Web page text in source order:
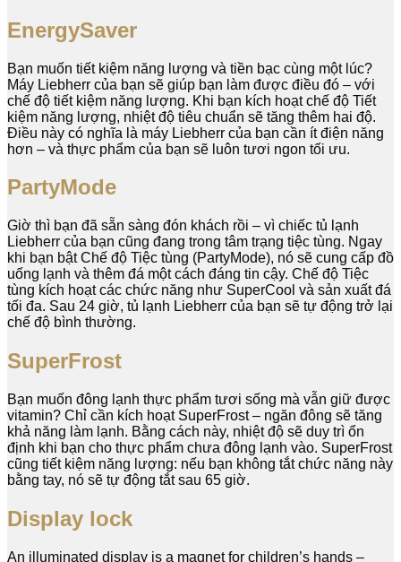
EnergySaver
Bạn muốn tiết kiệm năng lượng và tiền bạc cùng một lúc?
Máy Liebherr của bạn sẽ giúp bạn làm được điều đó – với
chế độ tiết kiệm năng lượng. Khi bạn kích hoạt chế độ Tiết
kiệm năng lượng, nhiệt độ tiêu chuẩn sẽ tăng thêm hai độ.
Điều này có nghĩa là máy Liebherr của bạn cần ít điện năng
hơn – và thực phẩm của bạn sẽ luôn tươi ngon tối ưu.
PartyMode
Giờ thì bạn đã sẵn sàng đón khách rồi – vì chiếc tủ lạnh
Liebherr của bạn cũng đang trong tâm trạng tiệc tùng. Ngay
khi bạn bật Chế độ Tiệc tùng (PartyMode), nó sẽ cung cấp đồ
uống lạnh và thêm đá một cách đáng tin cậy. Chế độ Tiệc
tùng kích hoạt các chức năng như SuperCool và sản xuất đá
tối đa. Sau 24 giờ, tủ lạnh Liebherr của bạn sẽ tự động trở lại
chế độ bình thường.
SuperFrost
Bạn muốn đông lạnh thực phẩm tươi sống mà vẫn giữ được
vitamin? Chỉ cần kích hoạt SuperFrost – ngăn đông sẽ tăng
khả năng làm lạnh. Bằng cách này, nhiệt độ sẽ duy trì ổn
định khi bạn cho thực phẩm chưa đông lạnh vào. SuperFrost
cũng tiết kiệm năng lượng: nếu bạn không tắt chức năng này
bằng tay, nó sẽ tự động tắt sau 65 giờ.
Display lock
An illuminated display is a magnet for children’s hands –